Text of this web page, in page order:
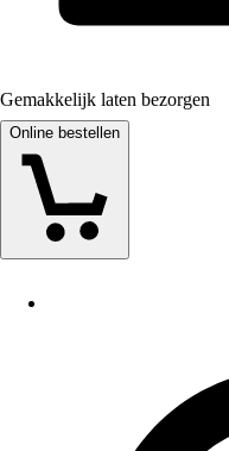
Gemakkelijk laten bezorgen
Online bestellen